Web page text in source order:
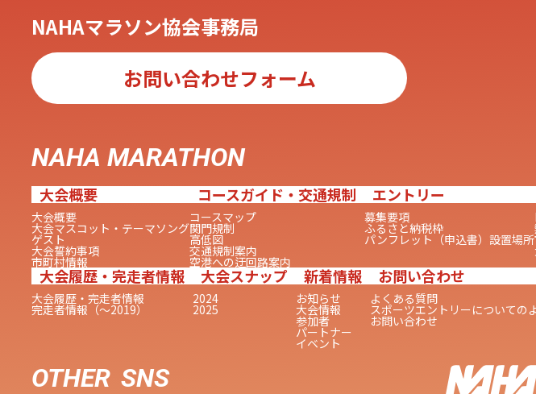
NAHAマラソン協会事務局
お問い合わせフォーム
NAHA MARATHON
大会概要
大会概要
大会マスコット・テーマソング
ゲスト
大会誓約事項
市町村情報
コースガイド・交通規制
コースマップ
関門規制
高低図
交通規制案内
空港への迂回路案内
エントリー
募集要項
ふるさと納税枠
パンフレット（申込書）設置場所
大会履歴・完走者情報
大会履歴・完走者情報
完走者情報（〜2019）
大会スナップ
2024
2025
新着情報
お知らせ
大会情報
参加者
パートナー
イベント
お問い合わせ
よくある質問
スポーツエントリーについての
お問い合わせ
OTHER SNS